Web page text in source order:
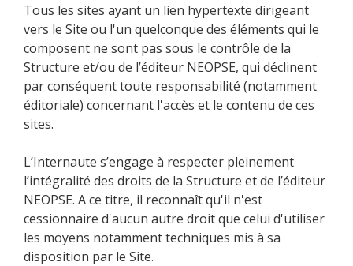
Tous les sites ayant un lien hypertexte dirigeant
vers le Site ou l'un quelconque des éléments qui le
composent ne sont pas sous le contrôle de la
Structure et/ou de l’éditeur NEOPSE, qui déclinent
par conséquent toute responsabilité (notamment
éditoriale) concernant l'accès et le contenu de ces
sites.
L’Internaute s’engage à respecter pleinement
l’intégralité des droits de la Structure et de l’éditeur
NEOPSE. A ce titre, il reconnaît qu'il n'est
cessionnaire d'aucun autre droit que celui d'utiliser
les moyens notamment techniques mis à sa
disposition par le Site.